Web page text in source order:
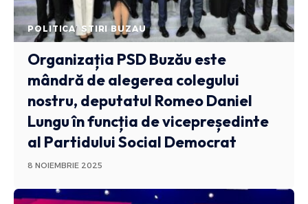
POLITICA STIRI BUZAU
Organizația PSD Buzău este
mândră de alegerea colegului
nostru, deputatul Romeo Daniel
Lungu în funcția de vicepreședinte
al Partidului Social Democrat
8 NOIEMBRIE 2025